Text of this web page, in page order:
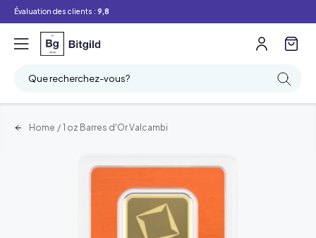
Évaluation des clients : 9,8
Que recherchez-vous?
Home / 1 oz Barres d'Or Valcambi